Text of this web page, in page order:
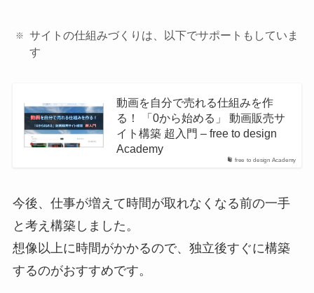
サイトの仕組みづくりは、以下でサポートもしていま
す
free to design Academy
動画を自分で売れる仕組みを作
る！ 「0から始める」 動画販売サ
イト構築 超入門 – free to design
Academy
今後、仕事が増えて時間が取れなくなる前の一手
と考え構築しました。
想像以上に時間がかかるので、独立後すぐに構築
するのがおすすめです。